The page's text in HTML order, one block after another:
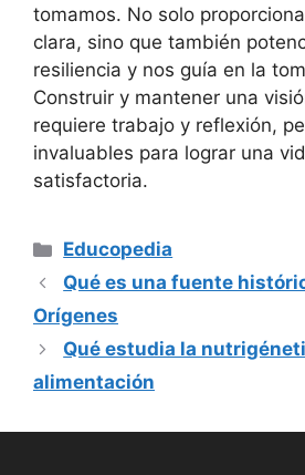
tomamos. No solo
clara, sino que también
resiliencia y nos guía en la
Construir y mantener una
requiere trabajo y reflexión,
invaluables para lograr una
satisfactoria.
Categorías
Educopedia
Qué es una fuente
Orígenes
Qué estudia la
alimentación